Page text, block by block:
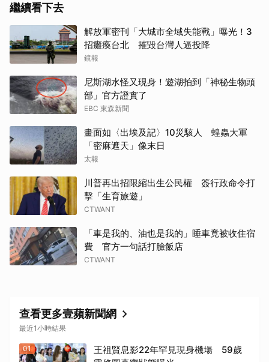
繼續看下去
解放軍密刊「大城市全域失能戰」曝光！3
招癱瘓台北 摧毀台灣人逼投降
鏡報
尼斯湖水怪又現身！遊湖拍到「神秘生物頭
部」官方證實了
EBC 東森新聞
畫面如〈出埃及記〉10災駭人 蝗蟲大軍
「密麻遮天」像末日
太報
川普再出招限縮出生公民權 簽行政命令打
擊「生育旅遊」
CTWANT
「車是我的、油也是我的」睡車竟被收住宿
費 官方一句話打臉飯店
CTWANT
查看更多壹蘋新聞網
最近1小時結果
01
王祖賢息影22年罕見現身機場 59歲